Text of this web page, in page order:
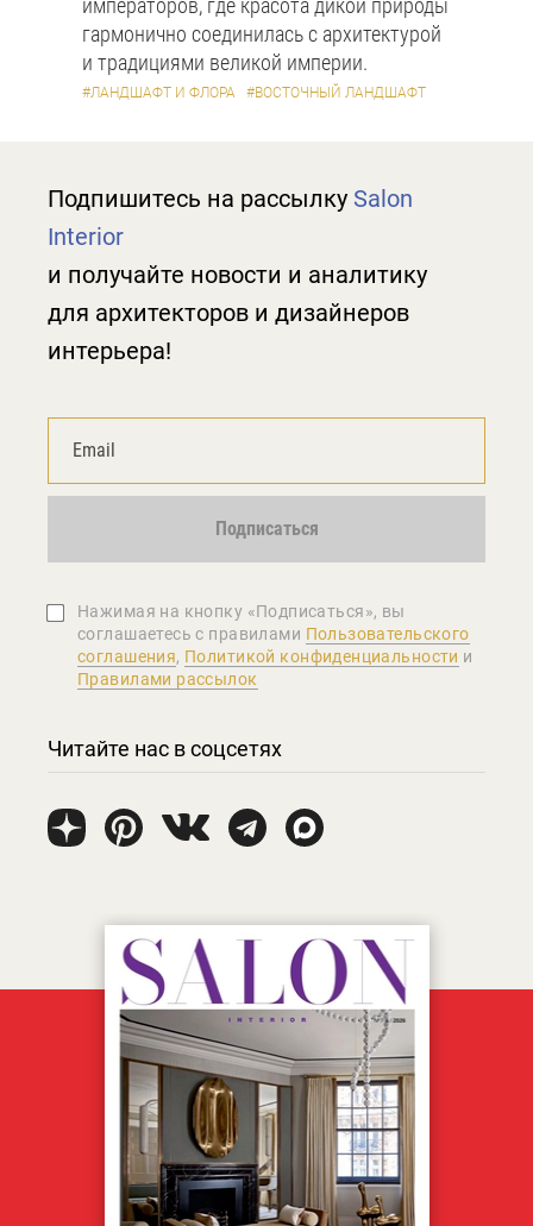
гармонично соединилась с архитектурой
и традициями великой империи.
#ЛАНДШАФТ И ФЛОРА #ВОСТОЧНЫЙ ЛАНДШАФТ
Подпишитесь на рассылку Salon
Interior
и получайте новости и аналитику
для архитекторов и дизайнеров
интерьера!
Подписаться
Нажимая на кнопку «Подписаться», вы
соглашаетеcь с правилами Пользовательского
соглашения, Политикой конфиденциальности и
Правилами рассылок
Читайте нас в соцсетях